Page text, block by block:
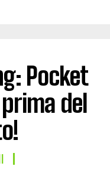
Pocket
del